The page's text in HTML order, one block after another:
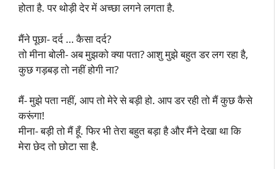
होता है. पर थोड़ी देर में अच्छा लगने लगता है.
मैंने पूछा- दर्द … कैसा दर्द?
तो मीना बोली- अब मुझको क्या पता? आशु मुझे बहुत डर लग रहा है,
कुछ गड़बड़ तो नहीं होगी ना?
मैं- मुझे पता नहीं, आप तो मेरे से बड़ी हो. आप डर रही तो मैं कुछ कैसे
करूंगा!
मीना- बड़ी तो मैं हूँ. फिर भी तेरा बहुत बड़ा है और मैंने देखा था कि
मेरा छेद तो छोटा सा है.